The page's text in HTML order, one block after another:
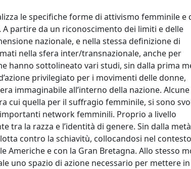
le specifiche forme di attivismo femminile e
partire da un riconoscimento dei limiti e delle
nazionale, e nella stessa definizione di
nella sfera inter/transnazionale, anche per
hanno sottolineato vari studi, sin dalla prima
privilegiato per i movimenti delle donne,
immaginabile all’interno della nazione.
cui quella per il suffragio femminile, si sono
network femminili. Proprio a livello
tra la razza e l’identità di genere. Sin dalla metà
contro la schiavitù, collocandosi nel contesto
Americhe e con la Gran Bretagna. Allo stesso
uno spazio di azione necessario per mettere in